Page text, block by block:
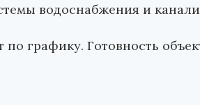
водоснабжения и
графику. Готовность